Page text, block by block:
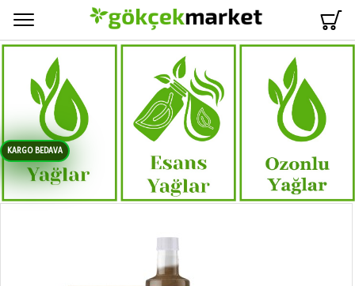
KARGO BEDAVA